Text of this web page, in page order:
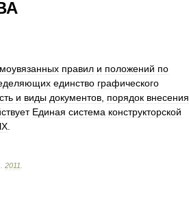
правил и положений по
единство графического
и виды документов порядок внесения
Единая система конструкторской
2011